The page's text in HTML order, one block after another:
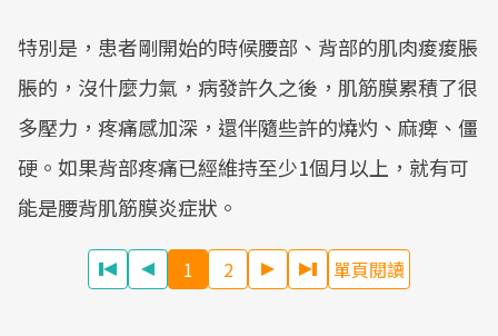
特別是，患者剛開始的時候腰部、背部的肌肉痠痠脹
脹的，沒什麼力氣，病發許久之後，肌筋膜累積了很
多壓力，疼痛感加深，還伴隨些許的燒灼、麻痺、僵
硬。如果背部疼痛已經維持至少1個月以上，就有可
能是腰背肌筋膜炎症狀。
1 2 單頁閱讀